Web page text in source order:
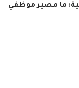
ما مصير موظفي